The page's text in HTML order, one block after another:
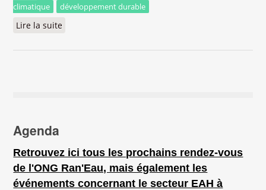
climatique
développement durable
Lire la suite
Agenda
Retrouvez ici tous les prochains rendez-vous
de l'ONG Ran'Eau, mais également les
événements concernant le secteur EAH à